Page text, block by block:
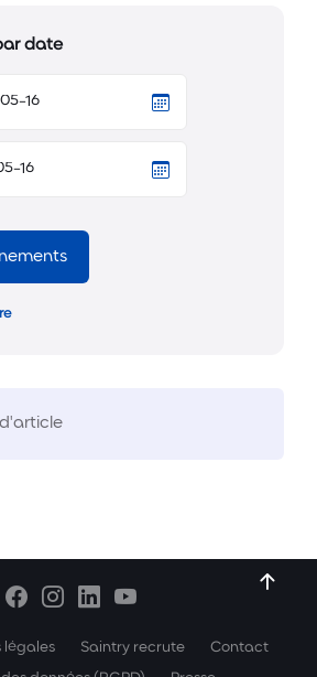
date
d'article
légales Saintry recrute
Contact